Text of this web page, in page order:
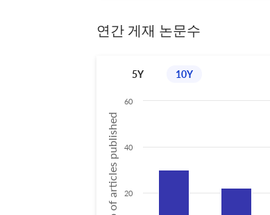
연간 게재 논문수
5Y 10Y
No of articles published 20
40
60